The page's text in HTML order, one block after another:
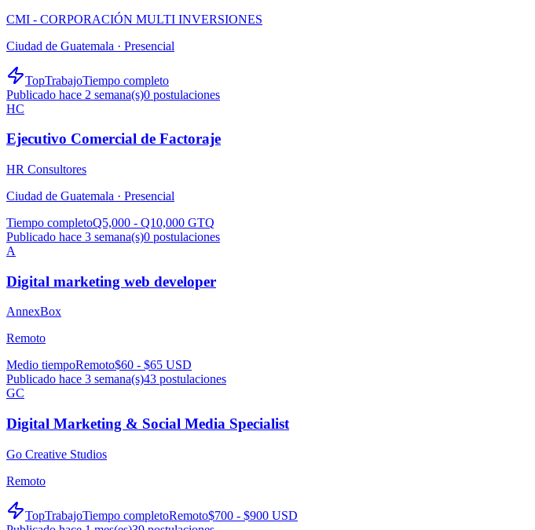
CMI - CORPORACIÓN MULTI INVERSIONES
Ciudad de Guatemala · Presencial
TopTrabajoTiempo completo
Publicado hace 2 semana(s)0 postulaciones
HC
Ejecutivo Comercial de Factoraje
HR Consultores
Ciudad de Guatemala · Presencial
Tiempo completoQ5,000 - Q10,000 GTQ
Publicado hace 3 semana(s)0 postulaciones
A
Digital marketing web developer
AnnexBox
Remoto
Medio tiempoRemoto$60 - $65 USD
Publicado hace 3 semana(s)43 postulaciones
GC
Digital Marketing & Social Media Specialist
Go Creative Studios
Remoto
TopTrabajoTiempo completoRemoto$700 - $900 USD